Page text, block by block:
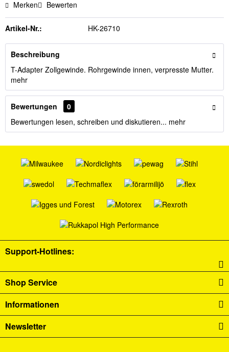
Merken Bewerten
Artikel-Nr.: HK-26710
Beschreibung
T-Adapter Zollgewinde. Rohrgewinde innen, verpresste Mutter.
mehr
Bewertungen
0
Bewertungen lesen, schreiben und diskutieren... mehr
Support-Hotlines:
Shop Service
Informationen
Newsletter